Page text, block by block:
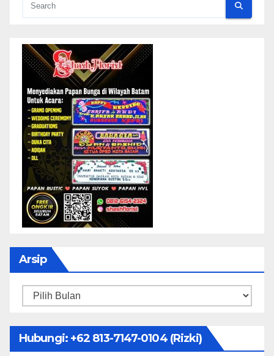
Arsip
Arsip
Hubungi: ‪+62 813-7147-0104‬ (Rizki)